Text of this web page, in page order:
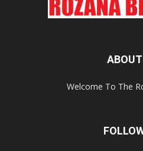
Welcome To The